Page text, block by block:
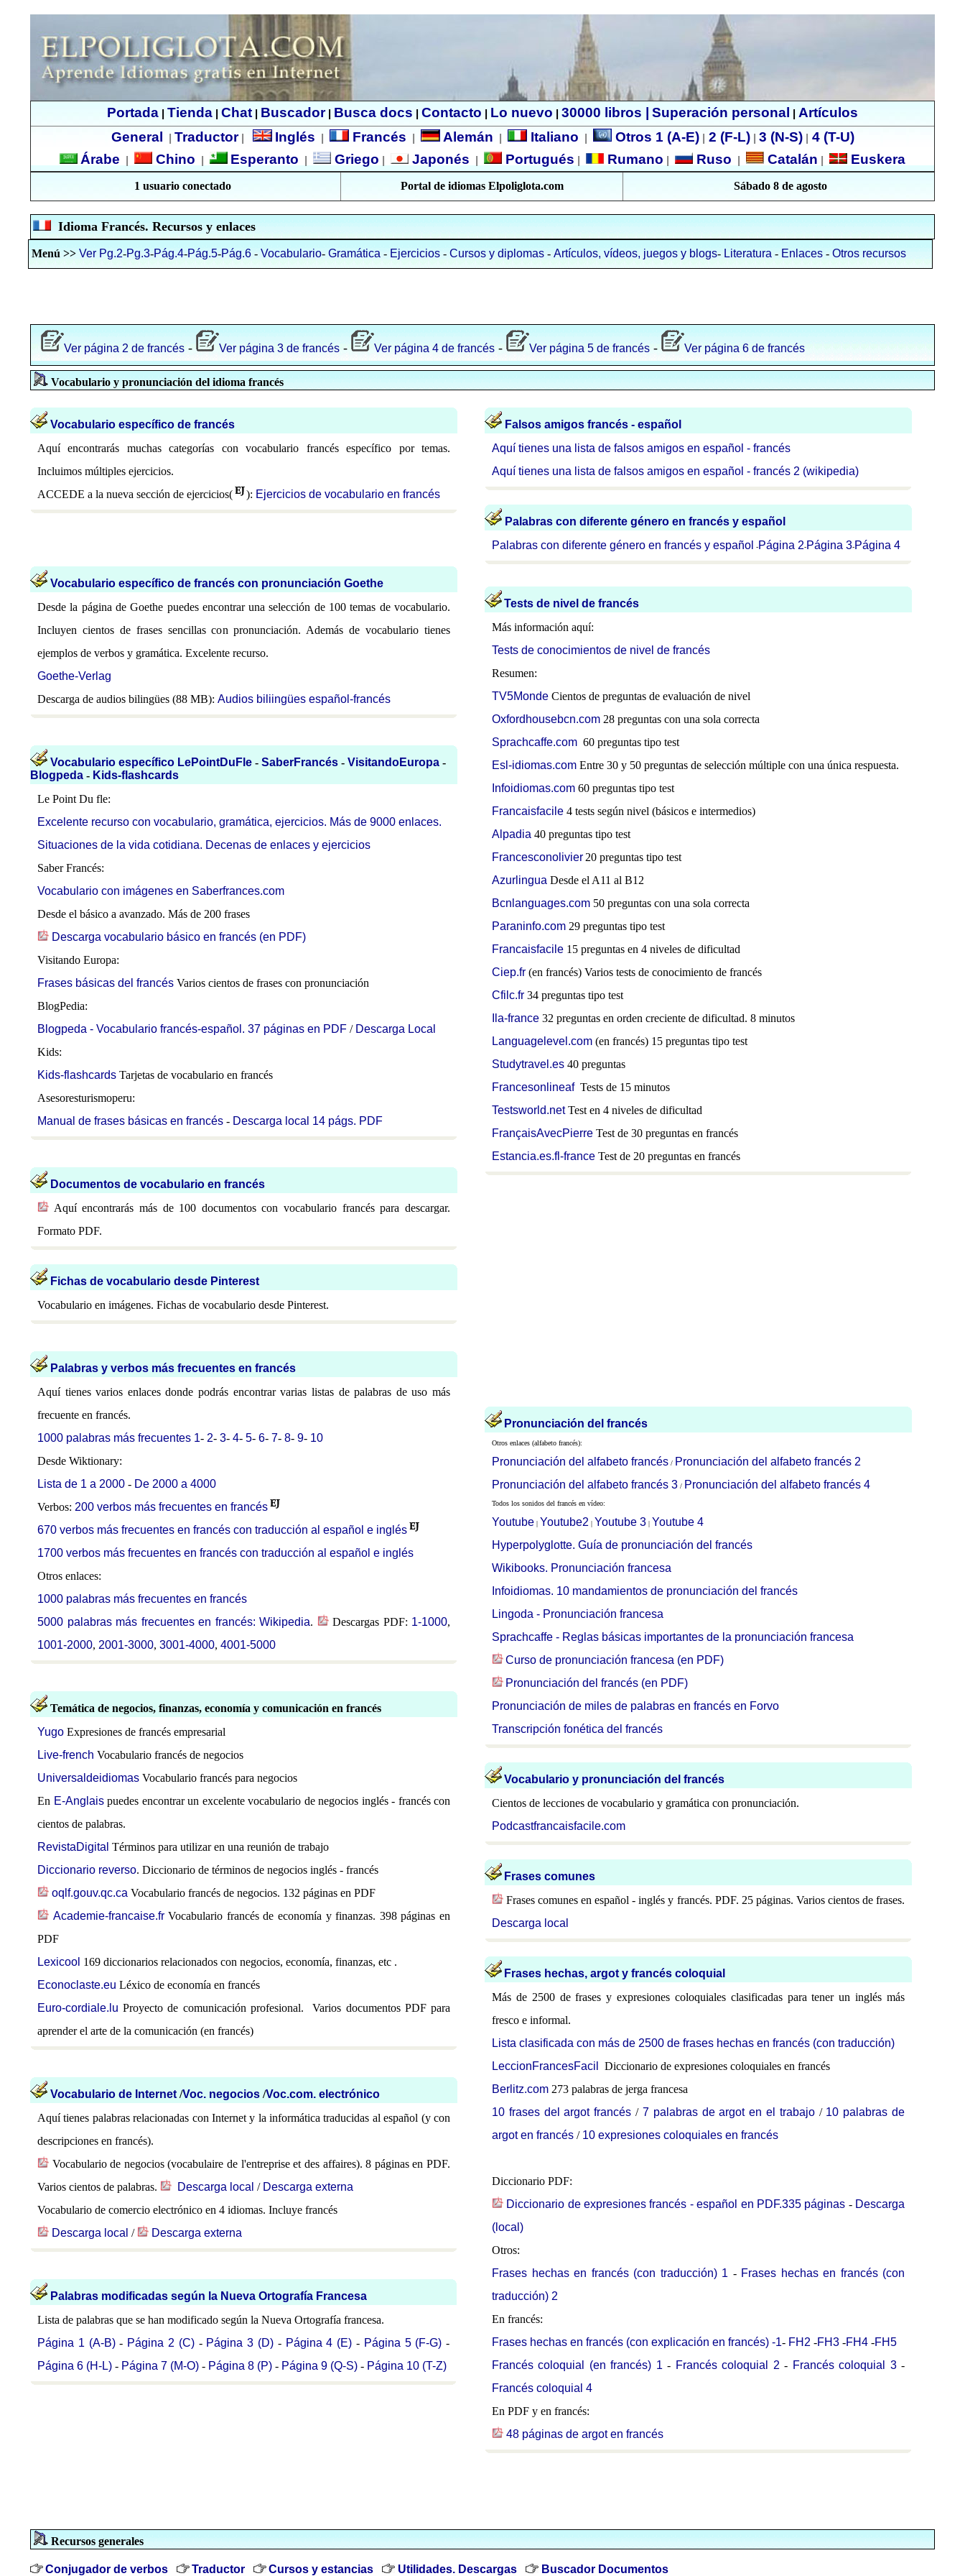
Portada Tienda Chat Buscador| Busca docs Contacto Lo nuevo 30000 libros Superación personal
Artículos
General
Traductor| Inglés Francés Alemán Italiano Otros 1 (A-E)| 2 (F-L)| 3 (N-S)|
4 (T-U)
Árabe
Chino Esperanto Griego Japonés Portugués Rumano Ruso Catalán Euskera
1 usuario conectado Portal de idiomas Elpoliglota.com Sábado 8 de agosto
Idioma Francés. Recursos y enlaces
Menú >> Ver Pg.2-Pg.3-Pág.4-Pág.5-Pág.6 - Vocabulario- Gramática - Ejercicios - Cursos y diplomas - Artículos, vídeos, juegos y blogs- Literatura - Enlaces - Otros recursos
Ver página 2 de francés- Ver página 3 de francés- Ver página 4 de francés- Ver página 5 de francés - Ver página 6 de francés
Vocabulario y pronunciación del idioma francés
Vocabulario específico de francés
Aquí encontrarás muchas categorías con vocabulario francés específico por temas.
Incluimos múltiples ejercicios.
ACCEDE a la nueva sección de ejercicios(
): Ejercicios de vocabulario en francés
Vocabulario específico de francés con pronunciación Goethe
Desde la página de Goethe puedes encontrar una selección de 100 temas de vocabulario.
Incluyen cientos de frases sencillas con pronunciación. Además de vocabulario tienes
ejemplos de verbos y gramática. Excelente recurso.
Goethe-Verlag
Descarga de audios bilingües (88 MB): Audios biliingües español-francés
Vocabulario específico LePointDuFle - SaberFrancés - VisitandoEuropa -
Blogpeda - Kids-flashcards
Le Point Du fle:
Excelente recurso con vocabulario, gramática, ejercicios. Más de 9000 enlaces.
Situaciones de la vida cotidiana. Decenas de enlaces y ejercicios
Saber Francés:
Vocabulario con imágenes en Saberfrances.com
Desde el básico a avanzado. Más de 200 frases
Descarga vocabulario básico en francés (en PDF)
Visitando Europa:
Frases básicas del francés Varios cientos de frases con pronunciación
BlogPedia:
Blogpeda - Vocabulario francés-español. 37 páginas en PDF / Descarga Local
Kids:
Kids-flashcards Tarjetas de vocabulario en francés
Asesoresturismoperu:
Manual de frases básicas en francés - Descarga local 14 págs. PDF
Documentos de vocabulario en francés
Aquí encontrarás más de 100 documentos con vocabulario francés para descargar.
Formato PDF.
Fichas de vocabulario desde Pinterest
Vocabulario en imágenes. Fichas de vocabulario desde Pinterest.
Palabras y verbos más frecuentes en francés
Aquí tienes varios enlaces donde podrás encontrar varias listas de palabras de uso más
frecuente en francés.
1000 palabras más frecuentes 1- 2- 3- 4- 5- 6- 7- 8- 9- 10
Desde Wiktionary:
Lista de 1 a 2000 - De 2000 a 4000
Verbos: 200 verbos más frecuentes en francés
670 verbos más frecuentes en francés con traducción al español e inglés
1700 verbos más frecuentes en francés con traducción al español e inglés
Otros enlaces:
1000 palabras más frecuentes en francés
5000 palabras más frecuentes en francés: Wikipedia. Descargas PDF: 1-1000,
1001-2000, 2001-3000, 3001-4000, 4001-5000
Temática de negocios, finanzas, economía y comunicación en francés
Yugo Expresiones de francés empresarial
Live-french Vocabulario francés de negocios
Universaldeidiomas Vocabulario francés para negocios
En E-Anglaispuedes encontrar un excelente vocabulario de negocios inglés - francés con
cientos de palabras.
RevistaDigital Términos para utilizar en una reunión de trabajo
Diccionario reverso. Diccionario de términos de negocios inglés - francés
oqlf.gouv.qc.ca Vocabulario francés de negocios. 132 páginas en PDF
Academie-francaise.frVocabulario francés de economía y finanzas. 398 páginas en
PDF
Lexicool 169 diccionarios relacionados con negocios, economía, finanzas, etc .
Econoclaste.eu Léxico de economía en francés
Euro-cordiale.lu Proyecto de comunicación profesional. Varios documentos PDF para
aprender el arte de la comunicación (en francés)
Vocabulario de Internet /Voc. negocios /Voc.com. electrónico
Aquí tienes palabras relacionadas con Internet y la informática traducidas al español (y con
descripciones en francés).
Vocabulario de negocios (vocabulaire de l'entreprise et des affaires). 8 páginas en PDF.
Varios cientos de palabras.
Descarga local / Descarga externa
Vocabulario de comercio electrónico en 4 idiomas. Incluye francés
Descarga local / Descarga externa
Palabras modificadas según la Nueva Ortografía Francesa
Lista de palabras que se han modificado según la Nueva Ortografía francesa.
Página 1 (A-B)- Página 2 (C)- Página 3 (D)- Página 4 (E) - Página 5 (F-G) -
Página 6 (H-L) - Página 7 (M-O) - Página 8 (P) - Página 9 (Q-S) - Página 10 (T-Z)
Falsos amigos francés - español
Aquí tienes una lista de falsos amigos en español - francés
Aquí tienes una lista de falsos amigos en español - francés 2 (wikipedia)
Palabras con diferente género en francés y español
Palabras con diferente género en francés y español
-Página 2-Página 3-Página 4
Tests de nivel de francés
Más información aquí:
Tests de conocimientos de nivel de francés
Resumen:
TV5Monde Cientos de preguntas de evaluación de nivel
Oxfordhousebcn.com 28 preguntas con una sola correcta
Sprachcaffe.com 60 preguntas tipo test
Esl-idiomas.com Entre 30 y 50 preguntas de selección múltiple con una única respuesta.
Infoidiomas.com 60 preguntas tipo test
Francaisfacile 4 tests según nivel (básicos e intermedios)
Alpadia 40 preguntas tipo test
Francesconolivier 20 preguntas tipo test
Azurlingua Desde el A11 al B12
Bcnlanguages.com 50 preguntas con una sola correcta
Paraninfo.com 29 preguntas tipo test
Francaisfacile 15 preguntas en 4 niveles de dificultad
Ciep.fr (en francés) Varios tests de conocimiento de francés
Cfilc.fr 34 preguntas tipo test
Ila-france 32 preguntas en orden creciente de dificultad. 8 minutos
Languagelevel.com (en francés) 15 preguntas tipo test
Studytravel.es 40 preguntas
Francesonlineaf Tests de 15 minutos
Testsworld.netTest en 4 niveles de dificultad
FrançaisAvecPierre Test de 30 preguntas en francés
Estancia.es.fl-france Test de 20 preguntas en francés
Pronunciación del francés
Otros enlaces (alfabeto francés):
Pronunciación del alfabeto francés / Pronunciación del alfabeto francés 2
Pronunciación del alfabeto francés 3 / Pronunciación del alfabeto francés 4
Todos los sonidos del francés en vídeo:
Youtube | Youtube2 | Youtube 3 | Youtube 4
Hyperpolyglotte. Guía de pronunciación del francés
Wikibooks. Pronunciación francesa
Infoidiomas. 10 mandamientos de pronunciación del francés
Lingoda - Pronunciación francesa
Sprachcaffe - Reglas básicas importantes de la pronunciación francesa
Curso de pronunciación francesa (en PDF)
Pronunciación del francés (en PDF)
Pronunciación de miles de palabras en francés en Forvo
Transcripción fonética del francés
Vocabulario y pronunciación del francés
Cientos de lecciones de vocabulario y gramática con pronunciación.
Podcastfrancaisfacile.com
Frases comunes
Frases comunes en español - inglés y francés. PDF. 25 páginas. Varios cientos de frases.
Descarga local
Frases hechas, argot y francés coloquial
Más de 2500 de frases y expresiones coloquiales clasificadas para tener un inglés más
fresco e informal.
Lista clasificada con más de 2500 de frases hechas en francés (con traducción)
LeccionFrancesFacil
Diccionario de expresiones coloquiales en francés
Berlitz.com 273 palabras de jerga francesa
10 frases del argot francés / 7 palabras de argot en el trabajo/ 10 palabras de
argot en francés / 10 expresiones coloquiales en francés
Diccionario PDF:
Diccionario de expresiones francés - español en PDF.335 páginas - Descarga
(local)
Otros:
Frases hechas en francés (con traducción) 1 - Frases hechas en francés (con
traducción) 2
En francés:
Frases hechas en francés (con explicación en francés) -1- FH2 -FH3 -FH4 -FH5
Francés coloquial (en francés) 1 - Francés coloquial 2 - Francés coloquial 3-
Francés coloquial 4
En PDF y en francés:
48 páginas de argot en francés
Recursos generales
Conjugador de verbos Traductor Cursos y estancias Utilidades. Descargas Buscador Documentos